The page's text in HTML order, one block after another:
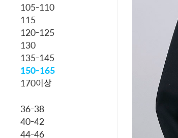
105-110
115
120-125
130
135-145
150-165
170이상
36-38
40-42
44-46